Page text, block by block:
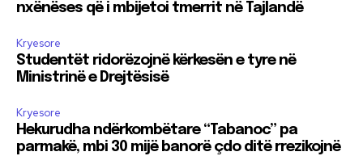
nxënëses që i mbijetoi tmerrit në Tajlandë
Kryesore
Studentët ridorëzojnë kërkesën e tyre në
Ministrinë e Drejtësisë
Kryesore
Hekurudha ndërkombëtare “Tabanoc” pa
parmakë, mbi 30 mijë banorë çdo ditë rrezikojnë